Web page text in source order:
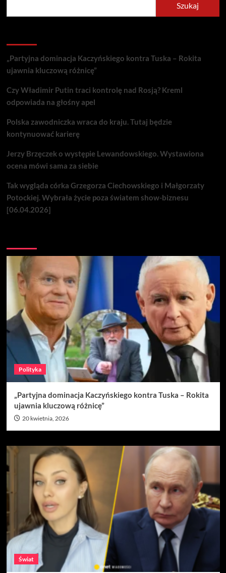
Szukaj
„Partyjna dominacja Kaczyńskiego kontra Tuska – Rokita
ujawnia kluczową różnicę”
Czy Władimir Putin traci kontrolę nad Rosją? Kreml
odpowiada na głośny apel
Polska zawodniczka wraca do kraju. Tutaj będzie
kontynuować karierę
Jerzy Brzęczek o występie Lewandowskiego. Wystawiona
ocena mówi sama za siebie
Tak wygląda córka Grzegorza Ciechowskiego i Małgorzaty
Potockiej. Wybrała życie poza światem show-biznesu
[06.04.2026]
Polityka
„Partyjna dominacja Kaczyńskiego kontra Tuska – Rokita
ujawnia kluczową różnicę”
20 kwietnia, 2026
Świat